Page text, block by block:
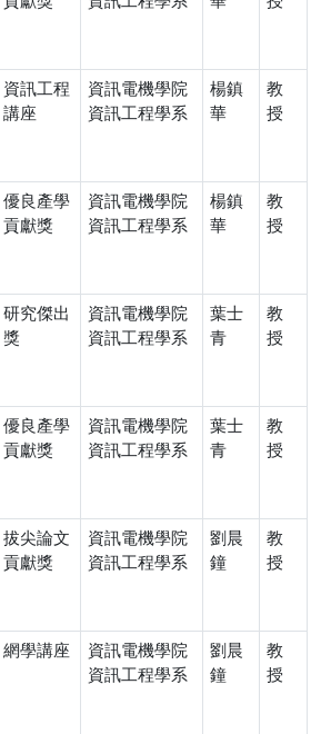
資訊工程
講座
資訊電機學院
資訊工程學系
楊鎮
華
教
授
優良產學
貢獻獎
資訊電機學院
資訊工程學系
楊鎮
華
教
授
研究傑出
獎
資訊電機學院
資訊工程學系
葉士
青
教
授
優良產學
貢獻獎
資訊電機學院
資訊工程學系
葉士
青
教
授
拔尖論文
貢獻獎
資訊電機學院
資訊工程學系
劉晨
鐘
教
授
網學講座
資訊電機學院
資訊工程學系
劉晨
鐘
教
授